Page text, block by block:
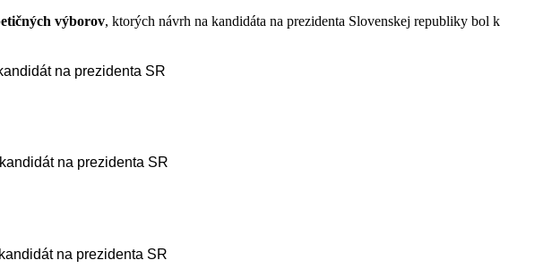
výborov, ktorých návrh na kandidáta na prezidenta Slovenskej republiky bol k
na prezidenta SR
na prezidenta SR
na prezidenta SR